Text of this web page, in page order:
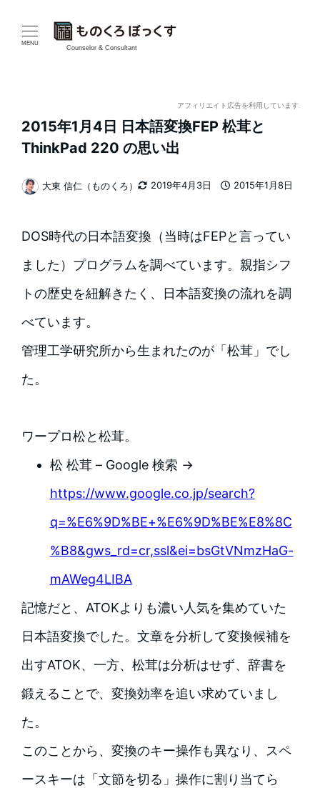
MENU
Counselor & Consultant
アフィリエイト広告を利用しています
2015年1月4日 日本語変換FEP 松茸と
ThinkPad 220 の思い出
2019年4月3日
2015年1月8日
著
大東 信仁（ものくろ）
DOS時代の日本語変換（当時はFEPと言ってい
ました）プログラムを調べています。親指シフ
トの歴史を紐解きたく、日本語変換の流れを調
べています。
管理工学研究所から生まれたのが「松茸」でし
た。
ワープロ松と松茸。
松 松茸 – Google 検索 →
https://www.google.co.jp/search?
q=%E6%9D%BE+%E6%9D%BE%E8%8C
%B8&gws_rd=cr,ssl&ei=bsGtVNmzHaG-
mAWeg4LIBA
記憶だと、ATOKよりも濃い人気を集めていた
日本語変換でした。文章を分析して変換候補を
出すATOK、一方、松茸は分析はせず、辞書を
鍛えることで、変換効率を追い求めていまし
た。
このことから、変換のキー操作も異なり、スペ
ースキーは「文節を切る」操作に割り当てら